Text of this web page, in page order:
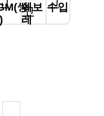
쌍
쉐보
레
수입